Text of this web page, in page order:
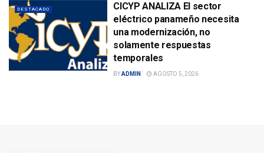
DESTACADO
CICYP ANALIZA El sector
eléctrico panameño necesita
una modernización, no
solamente respuestas
temporales
BYADMIN AGOSTO 5, 2026